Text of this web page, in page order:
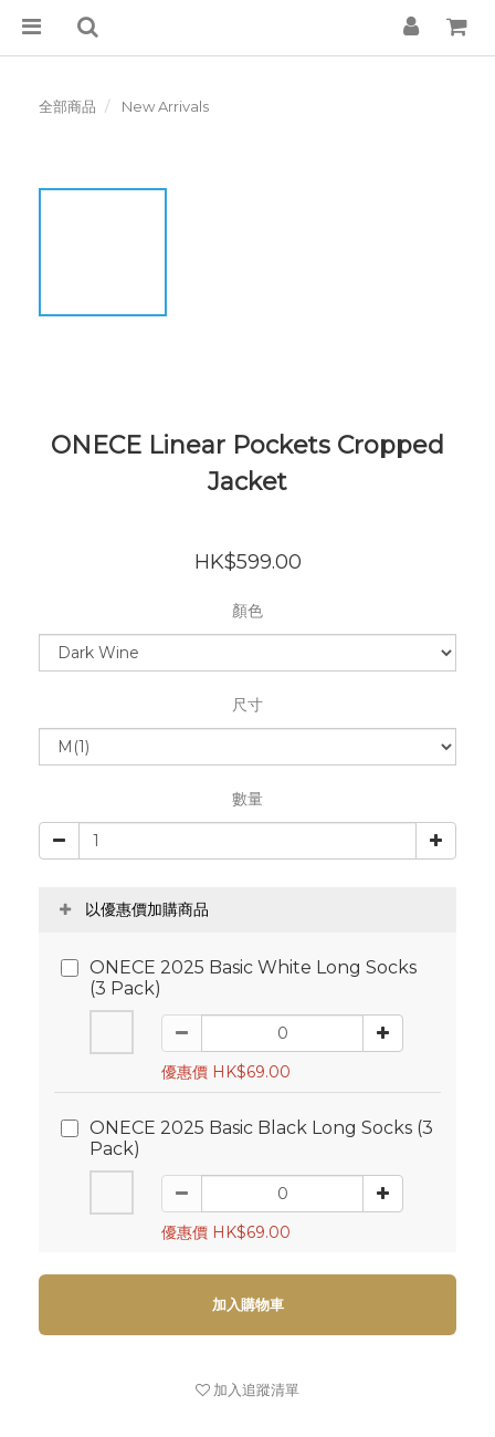
全部商品 New Arrivals
ONECE Linear Pockets Cropped
Jacket
HK$599.00
顏色
尺寸
數量
以優惠價加購商品
ONECE 2025 Basic White Long Socks
(3 Pack)
優惠價 HK$69.00
ONECE 2025 Basic Black Long Socks (3
Pack)
優惠價 HK$69.00
加入購物車
加入追蹤清單